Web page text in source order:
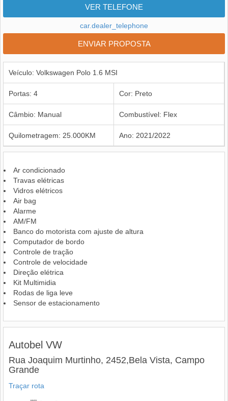
VER TELEFONE
car.dealer_telephone
ENVIAR PROPOSTA
Veículo: Volkswagen Polo 1.6 MSI
Portas: 4 Cor: Preto
Câmbio: Manual Combustível: Flex
Quilometragem: 25.000KM Ano: 2021/2022
Ar condicionado
Travas elétricas
Vidros elétricos
Air bag
Alarme
AM/FM
Banco do motorista com ajuste de altura
Computador de bordo
Controle de tração
Controle de velocidade
Direção elétrica
Kit Multimidia
Rodas de liga leve
Sensor de estacionamento
Autobel VW
Rua Joaquim Murtinho, 2452,Bela Vista, Campo
Grande
Traçar rota